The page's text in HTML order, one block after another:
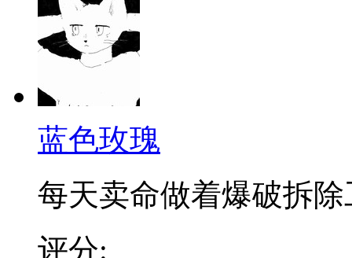
蓝色玫瑰
每天卖命做着爆破拆
评分: